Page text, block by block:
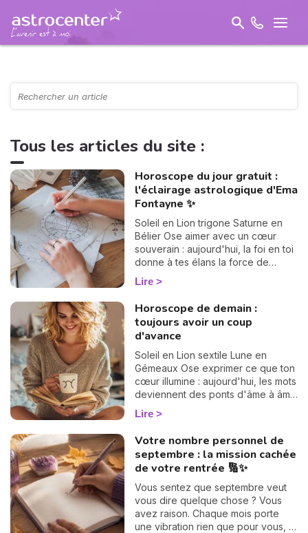
Tous les articles du site :
Horoscope du jour gratuit :
l'éclairage astrologique d'Ema
Fontayne ✨
Soleil en Lion trigone Saturne en
Bélier Ose aimer avec un cœur
souverain : aujourd'hui, la foi en toi
donne à tes élans la force de
devenir un chemin lumineux.
Lire
Horoscope de demain :
toujours avoir un coup
d'avance
Soleil en Lion sextile Lune en
Gémeaux Ose exprimer ce que ton
cœur illumine : aujourd'hui, les mots
deviennent des ponts d'âme à âme
et ouvrent la voie à des élans
sincères.
Lire
Votre nombre personnel de
septembre : la mission cachée
de votre rentrée 🔢✨
Vous sentez que septembre veut
vous dire quelque chose ? Vous
avez raison. Chaque mois porte
une vibration rien que pour vous, et